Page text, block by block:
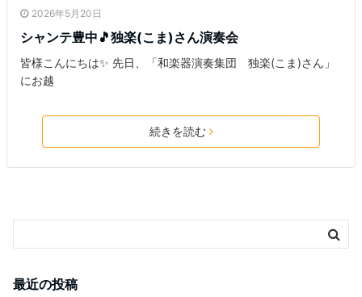
2026年5月20日
シャンテ豊中🎵独楽(こま)さん演奏会
皆様こんにちは✨ 先日、「和楽器演奏集団 独楽(こま)さん」
にお越
続きを読む
最近の投稿